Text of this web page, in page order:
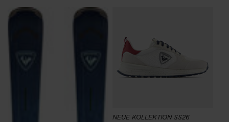
NEUE KOLLEKTION SS26